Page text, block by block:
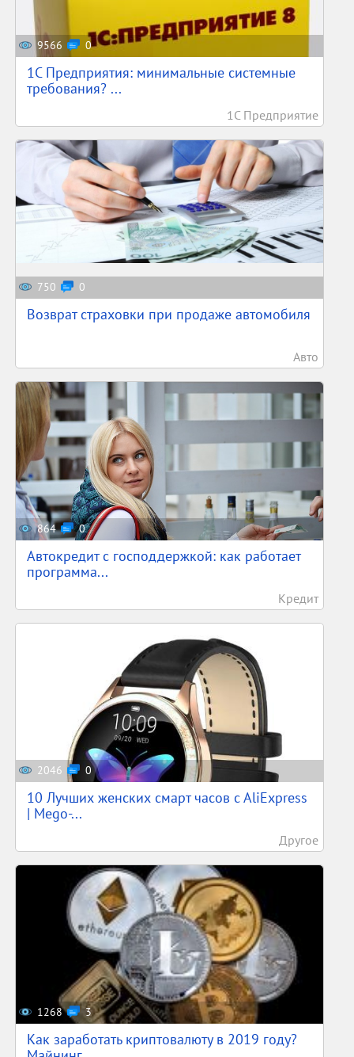
9566 0
1С Предприятия: минимальные системные
требования? ...
1С Предприятие
750 0
Возврат страховки при продаже автомобиля
Авто
864 0
Автокредит с господдержкой: как работает
программа...
Кредит
2046 0
10 Лучших женских смарт часов c AliExpress
| Mego-...
Другое
1268 3
Как заработать криптовалюту в 2019 году?